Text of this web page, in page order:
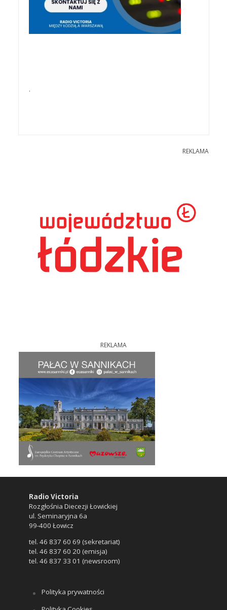
.
REKLAMA
REKLAMA
Radio Victoria
Rozgłośnia Diecezji Łowickiej
ul. Seminaryjna 6a
99-400 Łowicz
tel. 46 837 60 69 (sekretariat)
tel. 46 837 60 20 (emisja)
tel. 46 837 33 01 (newsroom)
Polityka prywatności